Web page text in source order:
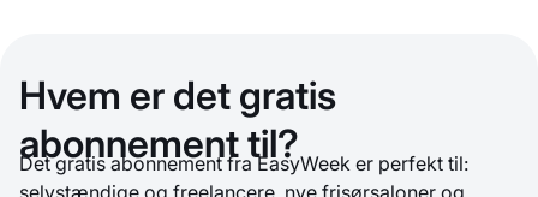
Hvem er det gratis
abonnement til?
Det gratis abonnement fra EasyWeek er perfekt til:
selvstændige og freelancere, nye frisørsaloner og